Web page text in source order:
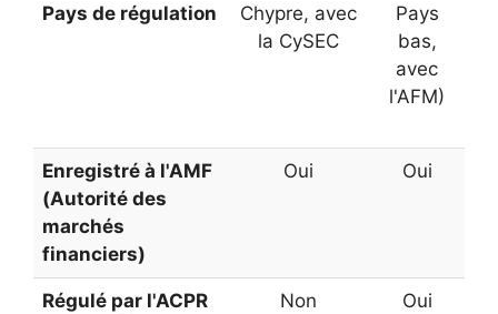
Pays de régulation
Chypre, avec
la CySEC
Pays
bas,
avec
l'AFM)
Enregistré à l'AMF
(Autorité des
marchés
financiers)
Oui Oui
Régulé par l'ACPR
Non Oui